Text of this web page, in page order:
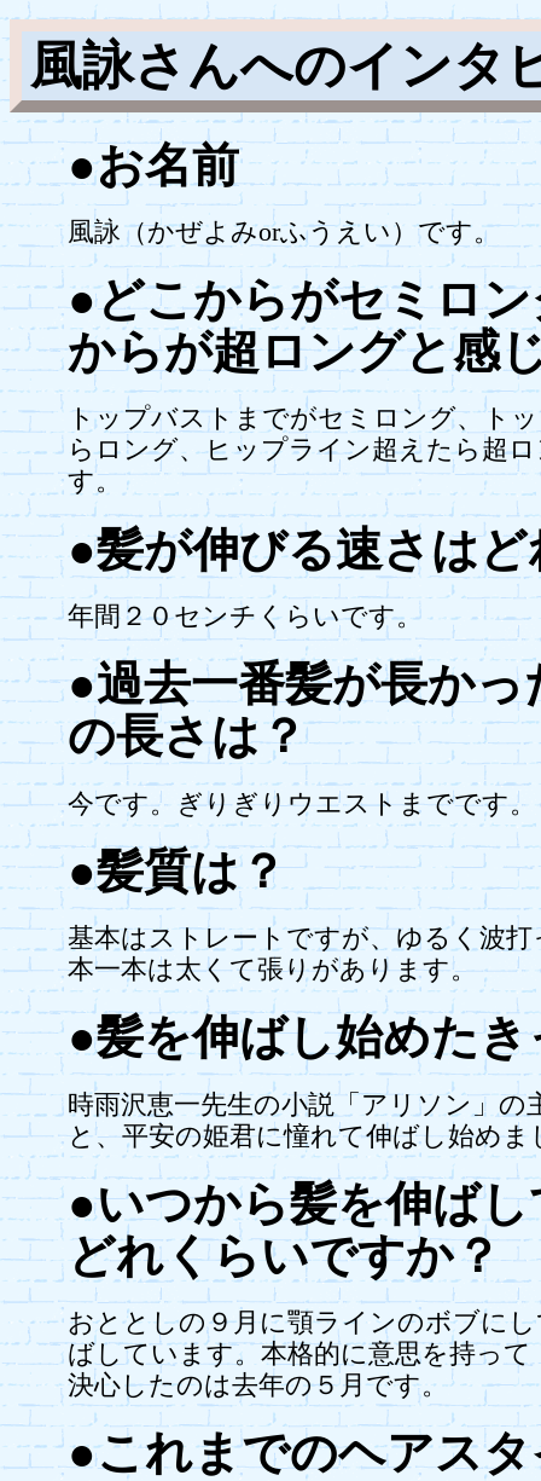
風詠さんへのインタ
●お名前
風詠（かぜよみorふうえい）です。
●どこからがセミロ
からが超ロングと感
トップバストまでがセミロング、ト
らロング、ヒップライン超えたら超
す。
●髪が伸びる速さは
年間２０センチくらいです。
●過去一番髪が長か
の長さは？
今です。ぎりぎりウエストまでです。
●髪質は？
基本はストレートですが、ゆるく波
本一本は太くて張りがあります。
●髪を伸ばし始めた
時雨沢恵一先生の小説「アリソン」の
と、平安の姫君に憧れて伸ばし始めま
●いつから髪を伸ば
どれくらいですか？
おととしの９月に顎ラインのボブに
ばしています。本格的に意思を持っ
決心したのは去年の５月です。
●これまでのヘアス